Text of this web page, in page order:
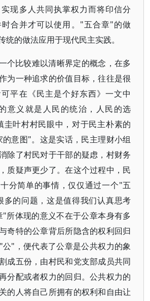
现多人共同执掌权力而将印信分
合并才可以使用。"五合章"的做
统的做法应用于现代民主实践。
个比较难以清晰界定的概念，在多
为一种追求的价值目标，往往是很
平在《民主是个好东西》一文中
意义就是人民的统治，人民的选
圭叶村村民眼中，对于民主朴素的
意图"。这是实话，民主理财小组
除了村民对于干部的疑虑，村财务
质疑声更少了。在这个过程中，民
分简单的事情，仅仅通过一个"五
多的问题，这是值得我们认真思考
所体现的意义不在于公章本身有多
奇特的公章背后所隐含的权利回归
"，便代表了公章是公共权力的象
成五份，由村民和党支部成员共同
分配或者权力的回归。公共权力的
的人将自己所拥有的权利和自由让